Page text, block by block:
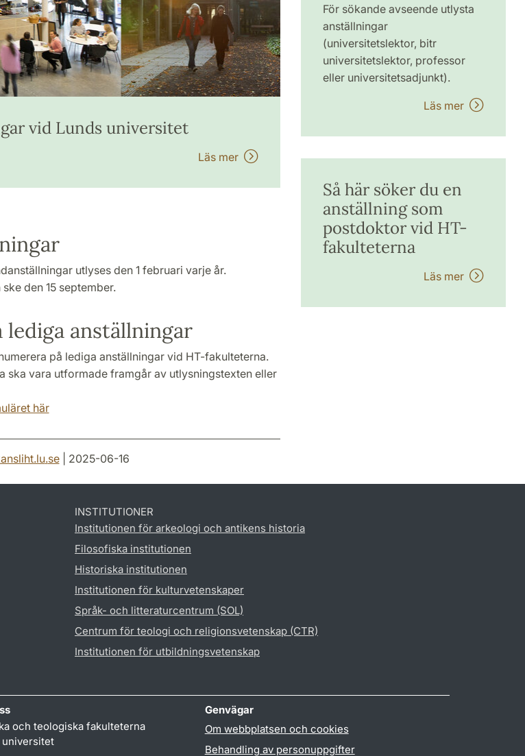
vid Lunds universitet
Läs mer
utlyses den 1 februari varje år.
den 15 september.
lediga anställningar
på lediga anställningar vid HT-fakulteterna.
ska vara utformade framgår av utlysningstexten eller
här
För sökande avseende utlysta
anställningar
(universitetslektor, bitr
universitetslektor, professor
eller universitetsadjunkt).
Läs mer
Så här söker du en
anställning som
postdoktor vid HT-
fakulteterna
Läs mer
.se| 2025-06-16
INSTITUTIONER
Institutionen för arkeologi och antikens historia
Filosofiska institutionen
Historiska institutionen
Institutionen för kulturvetenskaper
Språk- och litteraturcentrum (SOL)
Centrum för teologi och religionsvetenskap (CTR)
Institutionen för utbildningsvetenskap
och teologiska fakulteterna
universitet
Genvägar
Om webbplatsen och cookies
Behandling av personuppgifter